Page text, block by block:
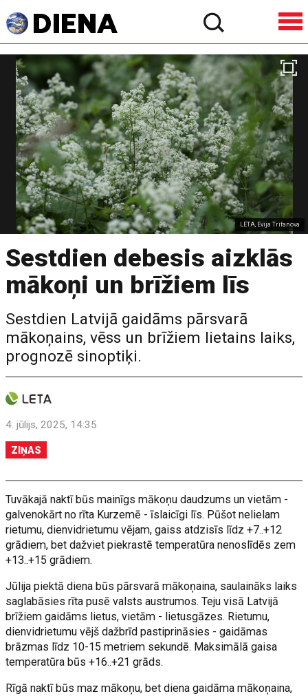
LETA, Evija Trifanova
Sestdien debesis aizklās
mākoņi un brīžiem līs
Sestdien Latvijā gaidāms pārsvarā
mākoņains, vēss un brīžiem lietains laiks,
prognozē sinoptiķi.
4. jūlijs, 2025, 14:35
ZIŅAS
Tuvākajā naktī būs mainīgs mākoņu daudzums un vietām -
galvenokārt no rīta Kurzemē - īslaicīgi līs. Pūšot nelielam
rietumu, dienvidrietumu vējam, gaiss atdzisīs līdz +7..+12
grādiem, bet dažviet piekrastē temperatūra nenoslīdēs zem
+13..+15 grādiem.
Jūlija piektā diena būs pārsvarā mākoņaina, saulaināks laiks
saglabāsies rīta pusē valsts austrumos. Teju visā Latvijā
brīžiem gaidāms lietus, vietām - lietusgāzes. Rietumu,
dienvidrietumu vējš dažbrīd pastiprināsies - gaidāmas
brāzmas līdz 10-15 metriem sekundē. Maksimālā gaisa
temperatūra būs +16..+21 grāds.
Rīgā naktī būs maz mākoņu, bet diena gaidāma mākoņaina,